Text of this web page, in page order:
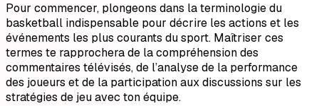
Pour commencer, plongeons dans la terminologie du
basketball indispensable pour décrire les actions et les
événements les plus courants du sport. Maîtriser ces
termes te rapprochera de la compréhension des
commentaires télévisés, de l’analyse de la performance
des joueurs et de la participation aux discussions sur les
stratégies de jeu avec ton équipe.